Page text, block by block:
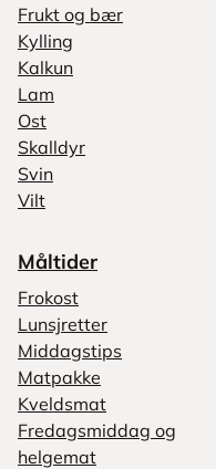
Frukt og bær
Kylling
Kalkun
Lam
Ost
Skalldyr
Svin
Vilt
Måltider
Frokost
Lunsjretter
Middagstips
Matpakke
Kveldsmat
Fredagsmiddag og
helgemat